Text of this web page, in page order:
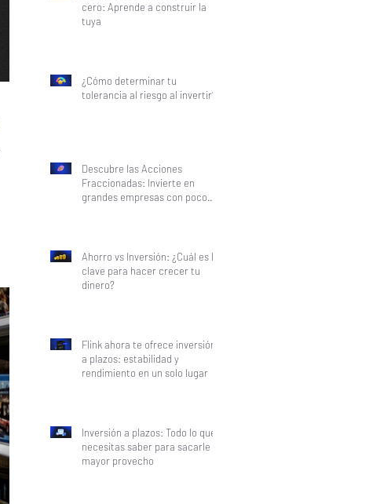
cero: Aprende a construir la
tuya
¿Cómo determinar tu
tolerancia al riesgo al invertir?
Descubre las Acciones
Fraccionadas: Invierte en
grandes empresas con poco
Ahorro vs Inversión: ¿Cuál es la
clave para hacer crecer tu
dinero?
Flink ahora te ofrece inversión
a plazos: estabilidad y
rendimiento en un solo lugar
Inversión a plazos: Todo lo que
necesitas saber para sacarle el
mayor provecho